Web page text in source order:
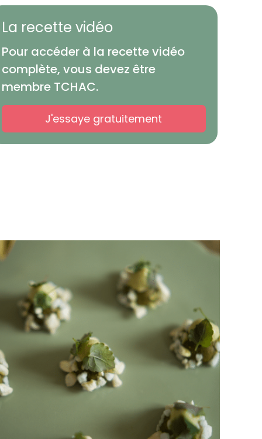
La recette vidéo
Pour accéder à la recette vidéo
complète, vous devez être
membre TCHAC.
J'essaye gratuitement